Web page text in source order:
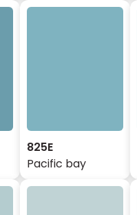
825E
Pacific bay